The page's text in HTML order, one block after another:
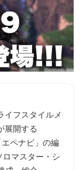
イフスタイルメ
展開する
ペナビ」の編
マスター・シ